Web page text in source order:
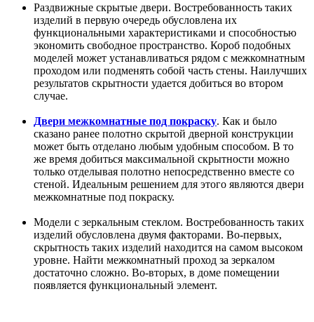
Раздвижные скрытые двери. Востребованность таких
изделий в первую очередь обусловлена их
функциональными характеристиками и способностью
экономить свободное пространство. Короб подобных
моделей может устанавливаться рядом с межкомнатным
проходом или подменять собой часть стены. Наилучших
результатов скрытности удается добиться во втором
случае.
Двери межкомнатные под покраску. Как и было
сказано ранее полотно скрытой дверной конструкции
может быть отделано любым удобным способом. В то
же время добиться максимальной скрытности можно
только отделывая полотно непосредственно вместе со
стеной. Идеальным решением для этого являются двери
межкомнатные под покраску.
Модели с зеркальным стеклом. Востребованность таких
изделий обусловлена двумя факторами. Во-первых,
скрытность таких изделий находится на самом высоком
уровне. Найти межкомнатный проход за зеркалом
достаточно сложно. Во-вторых, в доме помещении
появляется функциональный элемент.